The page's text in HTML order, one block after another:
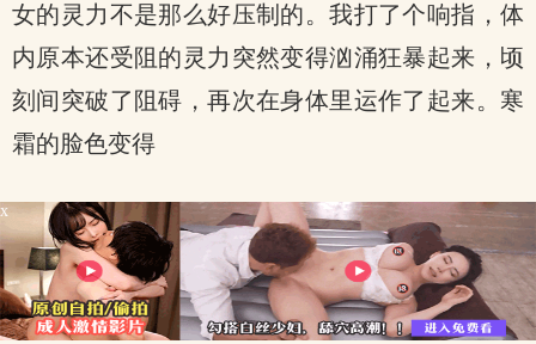
女的灵力不是那么好压制的。我打了个响指，体
内原本还受阻的灵力突然变得汹涌狂暴起来，顷
刻间突破了阻碍，再次在身体里运作了起来。寒
霜的脸色变得
x